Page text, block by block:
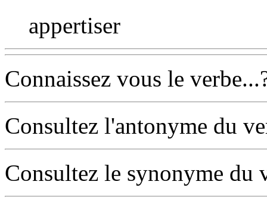
appertiser
Connaissez vous le
Consultez l'antonyme du
Consultez le synonyme du